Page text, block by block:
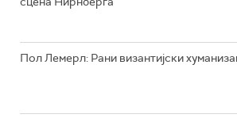
Пол Лемерл: Рани византијски